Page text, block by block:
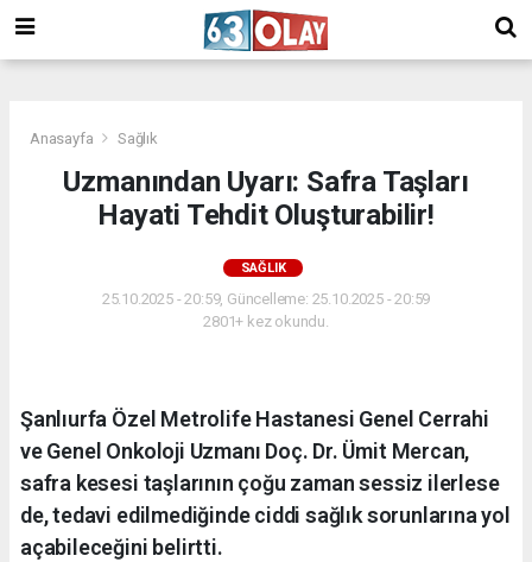
Anasayfa Sağlık
Uzmanından Uyarı: Safra Taşları
Hayati Tehdit Oluşturabilir!
SAĞLIK
25.10.2025 - 20:59, Güncelleme: 25.10.2025 - 20:59
2801+ kez okundu.
Şanlıurfa Özel Metrolife Hastanesi Genel Cerrahi
ve Genel Onkoloji Uzmanı Doç. Dr. Ümit Mercan,
safra kesesi taşlarının çoğu zaman sessiz ilerlese
de, tedavi edilmediğinde ciddi sağlık sorunlarına yol
açabileceğini belirtti.